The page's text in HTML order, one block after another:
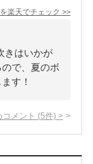
楽天でチェック >>
きはいかが
で、夏のボ
す！
メント (5件) >